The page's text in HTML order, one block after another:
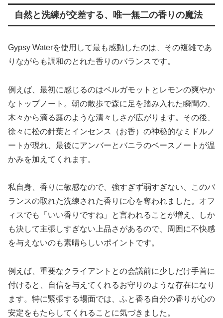
自然と洗練が交差する、唯一無二の香りの魔法
Gypsy Waterを使用して最も感動したのは、その複雑であ
りながらも調和のとれた香りのバランスです。
例えば、最初に感じるのはベルガモットとレモンの爽やか
なトップノート。朝の散歩で森に足を踏み入れた瞬間の、
木々から滴る露のような清々しさが広がります。その後、
徐々に松の針葉とインセンス（お香）の神秘的なミドルノ
ートが現れ、最後にアンバーとバニラのベースノートが温
かみを加えてくれます。
私自身、香りに敏感なので、強すぎず弱すぎない、このバ
ランスの取れた洗練された香りに心を奪われました。オフ
ィスでも「いい香りですね」と言われることが増え、しか
も決して主張しすぎない上品さがあるので、周囲に不快感
を与えないのも素晴らしいポイントです。
例えば、重要なクライアントとの会議前に少しだけ手首に
付けると、自信を与えてくれるお守りのような存在になり
ます。特に緊張する場面では、ふと香る自分の香りが心の
安定をもたらしてくれることに気づきました。